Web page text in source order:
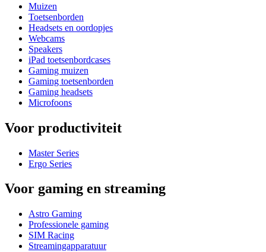
Muizen
Toetsenborden
Headsets en oordopjes
Webcams
Speakers
iPad toetsenbordcases
Gaming muizen
Gaming toetsenborden
Gaming headsets
Microfoons
Voor productiviteit
Master Series
Ergo Series
Voor gaming en streaming
Astro Gaming
Professionele gaming
SIM Racing
Streamingapparatuur